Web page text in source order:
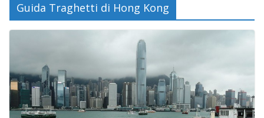
Guida Traghetti di Hong Kong